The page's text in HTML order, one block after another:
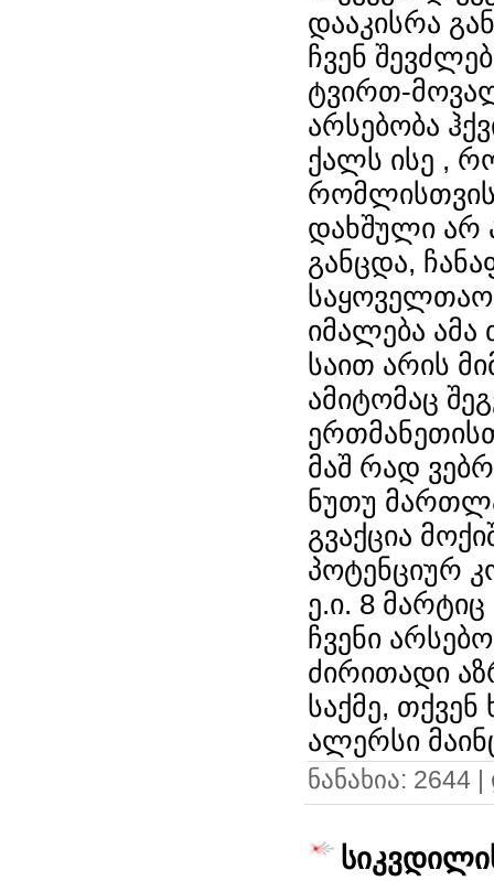
დააკისრა
ჩვენ
ტვირთ-
არსებობა
ქალს ისე ,
დახშული არ
განცდა,
იმალება ამა
საით არის
ამიტომაც
მაშ რად
ნუთუ მართლა
გვაქცია
პოტენციურ
ე.ი. 8
ჩვენი
ძირითადი
საქმე,
ალერსი
ნანახია: 2644